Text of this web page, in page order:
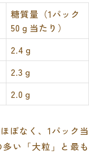
糖質量（1パック
50ｇ当たり）
2.4ｇ
2.3ｇ
2.0ｇ
ぼなく、1パック当
い「大粒」と最も